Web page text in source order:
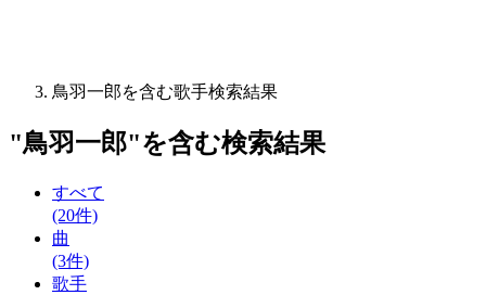
鳥羽一郎を含む歌手検索結果
"鳥羽一郎"を含む検索結果
すべて
(20件)
曲
(3件)
歌手